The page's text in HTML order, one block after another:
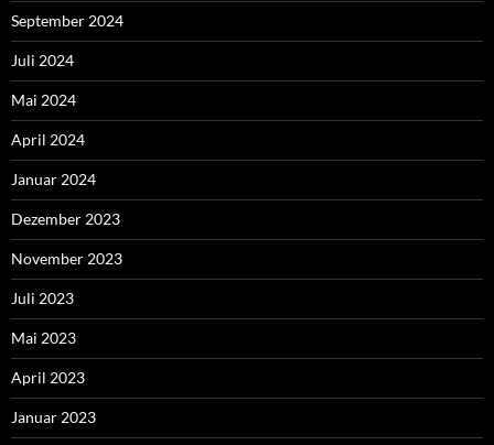
September 2024
Juli 2024
Mai 2024
April 2024
Januar 2024
Dezember 2023
November 2023
Juli 2023
Mai 2023
April 2023
Januar 2023